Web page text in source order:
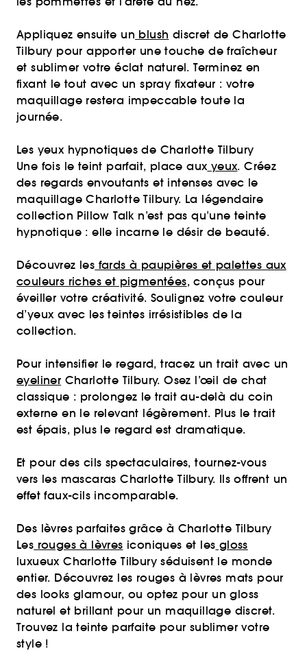
Appliquez ensuite un blush discret de Charlotte
Tilbury pour apporter une touche de fraîcheur
et sublimer votre éclat naturel. Terminez en
fixant le tout avec un spray fixateur : votre
maquillage restera impeccable toute la
journée.
Les yeux hypnotiques de Charlotte Tilbury
Une fois le teint parfait, place auxyeux. Créez
des regards envoutants et intenses avec le
maquillage Charlotte Tilbury. La légendaire
collection Pillow Talk n’est pas qu’une teinte
hypnotique : elle incarne le désir de beauté.
Découvrez les fards à paupières et palettes aux
couleurs riches et pigmentées, conçus pour
éveiller votre créativité. Soulignez votre couleur
d’yeux avec les teintes irrésistibles de la
collection.
Pour intensifier le regard, tracez un trait avec un
eyeliner Charlotte Tilbury. Osez l’œil de chat
classique : prolongez le trait au-delà du coin
externe en le relevant légèrement. Plus le trait
est épais, plus le regard est dramatique.
Et pour des cils spectaculaires, tournez-vous
vers les mascaras Charlotte Tilbury. Ils offrent un
effet faux-cils incomparable.
Des lèvres parfaites grâce à Charlotte Tilbury
Les rouges à lèvres iconiques et les gloss
luxueux Charlotte Tilbury séduisent le monde
entier. Découvrez les rouges à lèvres mats pour
des looks glamour, ou optez pour un gloss
naturel et brillant pour un maquillage discret.
Trouvez la teinte parfaite pour sublimer votre
style !